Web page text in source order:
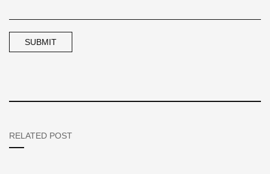
RELATED POST